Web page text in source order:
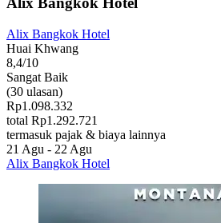
Alix Bangkok Hotel
Huai Khwang
8,4/10
Sangat Baik
(30 ulasan)
Rp1.098.332
total Rp1.292.721
termasuk pajak & biaya lainnya
21 Agu - 22 Agu
Alix Bangkok Hotel